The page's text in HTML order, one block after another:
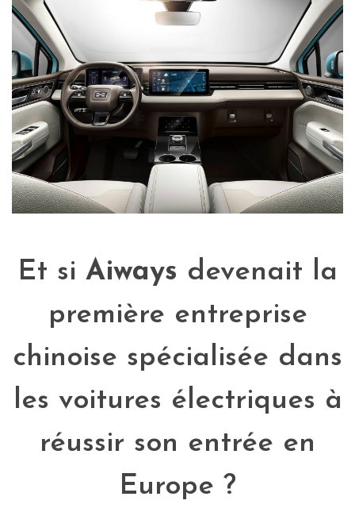
Et si Aiways devenait la
première entreprise
chinoise spécialisée dans
les voitures électriques à
réussir son entrée en
Europe ?